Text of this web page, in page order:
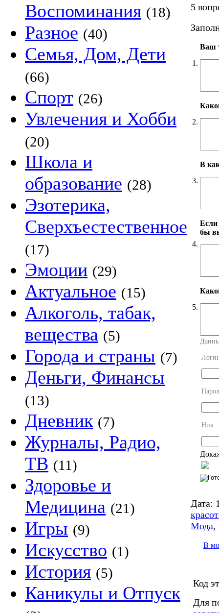
Воспоминания (18)
Разное (40)
Семья, Дом, Дети
(66)
Спорт (26)
Увлечения и Хобби
(20)
Школа и
образование (28)
Эзотерика,
Сверхъестественное
(17)
Эмоции (29)
Актуальное (15)
Алкоголь, табак,
вещества (5)
Города и страны (7)
Деньги, Финансы
(13)
Дневник (7)
Журналы, Радио,
ТВ (11)
Здоровье и
Медицина (21)
Игры (9)
Искусство (1)
История (5)
Каникулы и Отпуск
5
1.
Ваш
2.
3.
В
4.
Если
бы
5.
Ник
Дата:
Мода
В
Код
Для